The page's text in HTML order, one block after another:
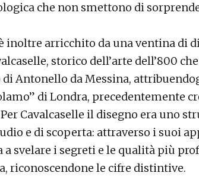
che non smettono di
inoltre arricchito da una ventina di
storico dell’arte dell’800
Antonello da Messina,
di Londra, precedentemente
Cavalcaselle il disegno era uno
e di scoperta: attraverso i suoi
svelare i segreti e le qualità più
riconoscendone le cifre distintive.